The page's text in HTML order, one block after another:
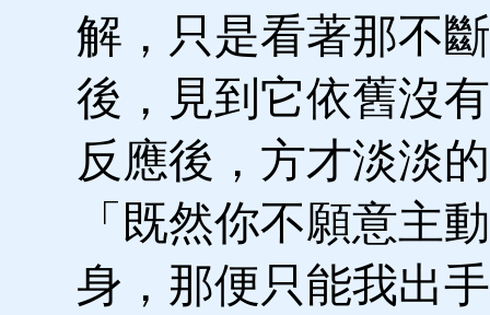
解，只是看著那不
後，見到它依舊沒
反應後，方才淡淡
「既然你不願意主
身，那便只能我出手